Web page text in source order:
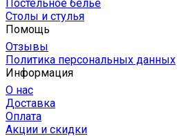
Постельное белье
Столы и стулья
Помощь
Отзывы
Политика персональных данных
Информация
О нас
Доставка
Оплата
Акции и скидки